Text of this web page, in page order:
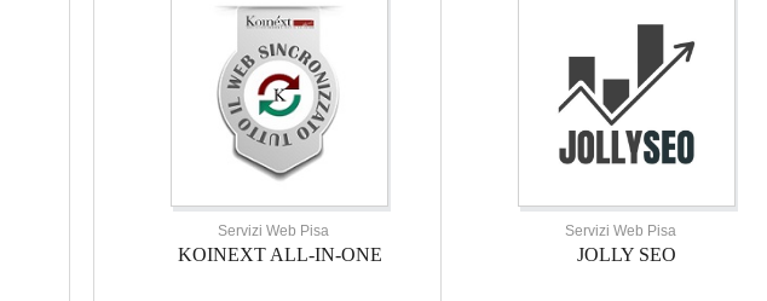
Servizi Web Pisa
KOINEXT ALL-IN-ONE
Servizi Web Pisa
JOLLY SEOHOTEL TOSCANA